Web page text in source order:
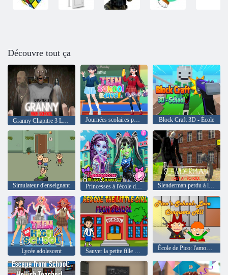
Découvre tout ça
Granny Chapitre 3 Lycée Journées scolaires pour adolescents Block Craft 3D - École
Simulateur d'enseignant Princesses à l'école de l'horreur Slenderman perdu à l'école
Lycée adolescent Sauver la petite fille de l'école École de Pico: l'amour conquiert tout